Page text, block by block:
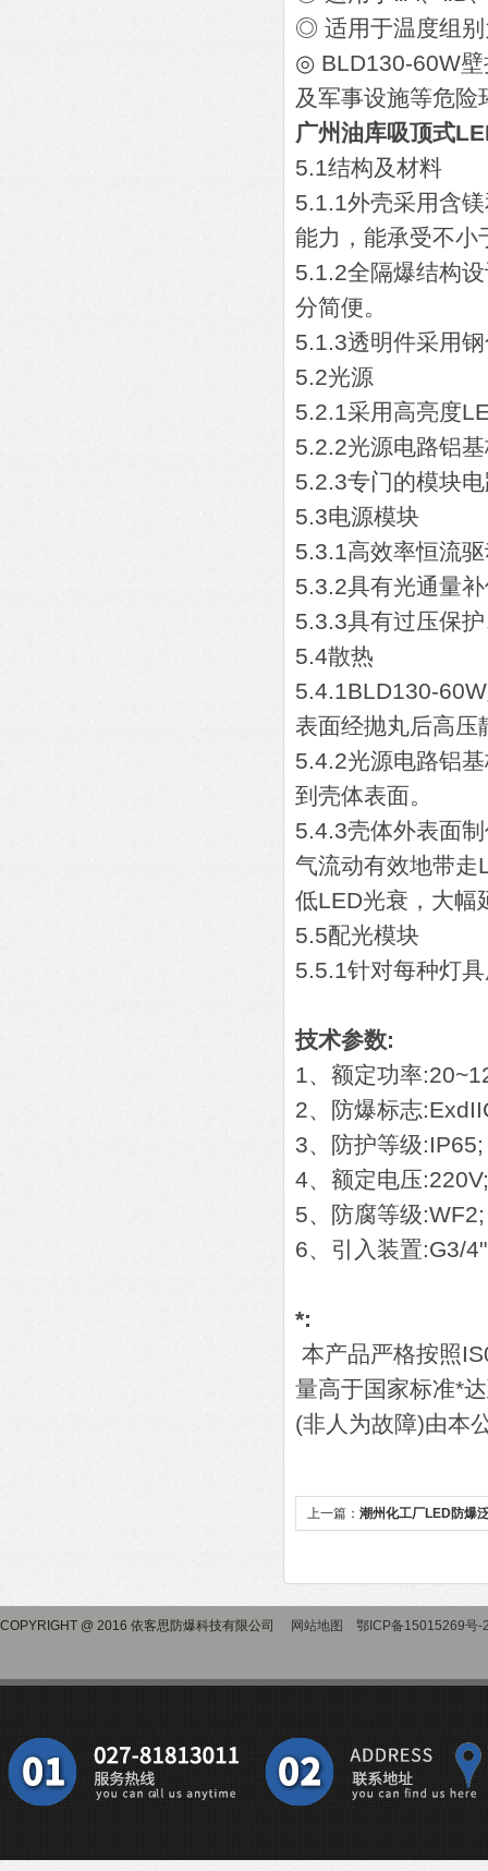
◎ 适用于温度组
◎ BLD130-60W壁
及军事设施等危
广州油库吸顶式
5.1结构及材料
5.1.1外壳采用含
能力，能承受不小
5.1.2全隔爆结构
分简便。
5.1.3透明件采用
5.2光源
5.2.1采用高亮度
5.2.2光源电路铝
5.2.3专门的模块
5.3电源模块
5.3.1高效率恒流
5.3.2具有光通量
5.3.3具有过压保
5.4散热
5.4.1BLD130-
表面经抛丸后高压
5.4.2光源电路铝
到壳体表面。
5.4.3壳体外表面
气流动有效地带走
低LED光衰，大幅
5.5配光模块
5.5.1针对每种灯
技术参数:
1、额定功率
2、防爆标志
3、防护等级:IP65;
4、额定电压:220V;
5、防腐等级:WF2;
6、引入装置:G3/
*:
本产品严格按照
量高于国家标准*
(非人为故障)由本
上一篇： 潮州化工厂LED防爆
COPYRIGHT @ 2016 依客思防爆科技有限公司 网站地图 鄂ICP备15015269号-